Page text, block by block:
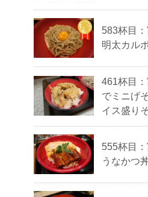
583杯目
明太カル
461杯目
でミニげ
イス盛り
555杯目
うなかつ